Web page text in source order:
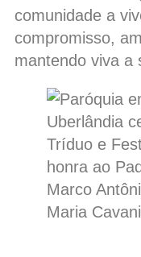
comunidade a
compromisso,
mantendo viva a